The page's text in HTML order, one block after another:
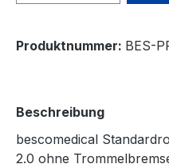
Produktnummer: BES-
Beschreibung
bescomedical
2.0 ohne